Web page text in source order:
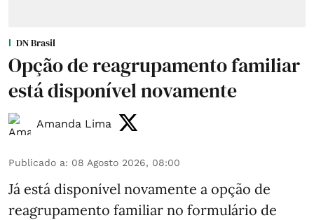
DN Brasil
Opção de reagrupamento familiar
está disponível novamente
Amanda Lima
Publicado a: 08 Agosto 2026, 08:00
Já está disponível novamente a opção de
reagrupamento familiar no formulário de